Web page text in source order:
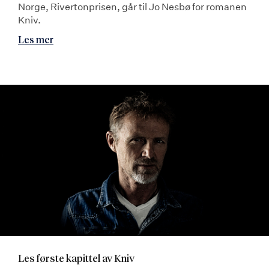
Norge, Rivertonprisen, går til Jo Nesbø for romanen
Kniv.
Les mer
Les første kapittel av Kniv